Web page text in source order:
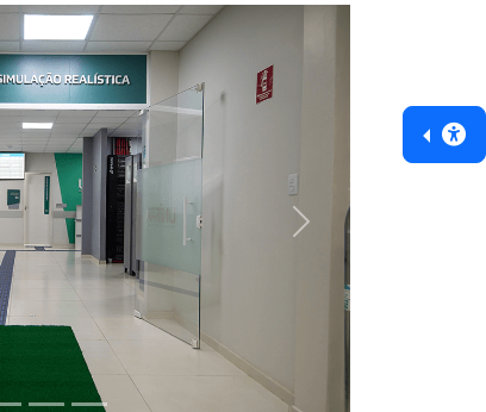
Next